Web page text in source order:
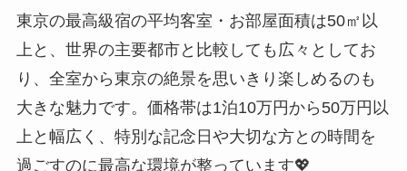
東京の最高級宿の平均客室・お部屋面積は50㎡以
上と、世界の主要都市と比較しても広々としてお
り、全室から東京の絶景を思いきり楽しめるのも
大きな魅力です。価格帯は1泊10万円から50万円以
上と幅広く、特別な記念日や大切な方との時間を
過ごすのに最高な環境が整っています💖